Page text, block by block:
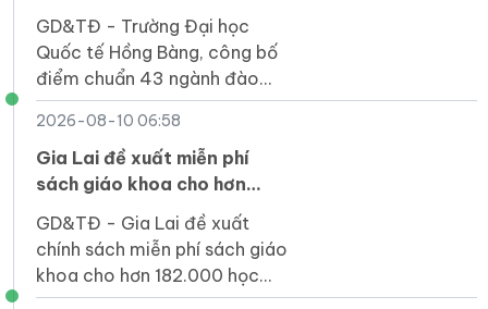
chuẩn, dao động 15 - 22
điểm
GD&TĐ - Trường Đại học
Quốc tế Hồng Bàng, công bố
điểm chuẩn 43 ngành đào
tạo, cao nhất ngành Y khoa
và Răng - Hàm - Mặt với 22
điểm.
2026-08-10 06:58
Gia Lai đề xuất miễn phí
sách giáo khoa cho hơn
182.000 học sinh
GD&TĐ - Gia Lai đề xuất
chính sách miễn phí sách giáo
khoa cho hơn 182.000 học
sinh thuộc các nhóm ưu tiên,